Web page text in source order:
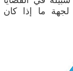
ما إذا كان